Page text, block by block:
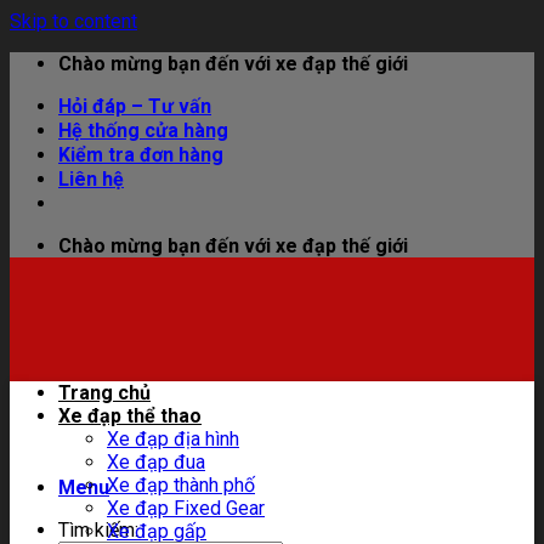
Skip to content
Chào mừng bạn đến với xe đạp thế giới
Hỏi đáp – Tư vấn
Hệ thống cửa hàng
Kiểm tra đơn hàng
Liên hệ
Chào mừng bạn đến với xe đạp thế giới
Menu
Tìm kiếm:
Trang chủ
Xe đạp thể thao
Xe đạp địa hình
Xe đạp đua
Xe đạp thành phố
Xe đạp Fixed Gear
Xe đạp gấp